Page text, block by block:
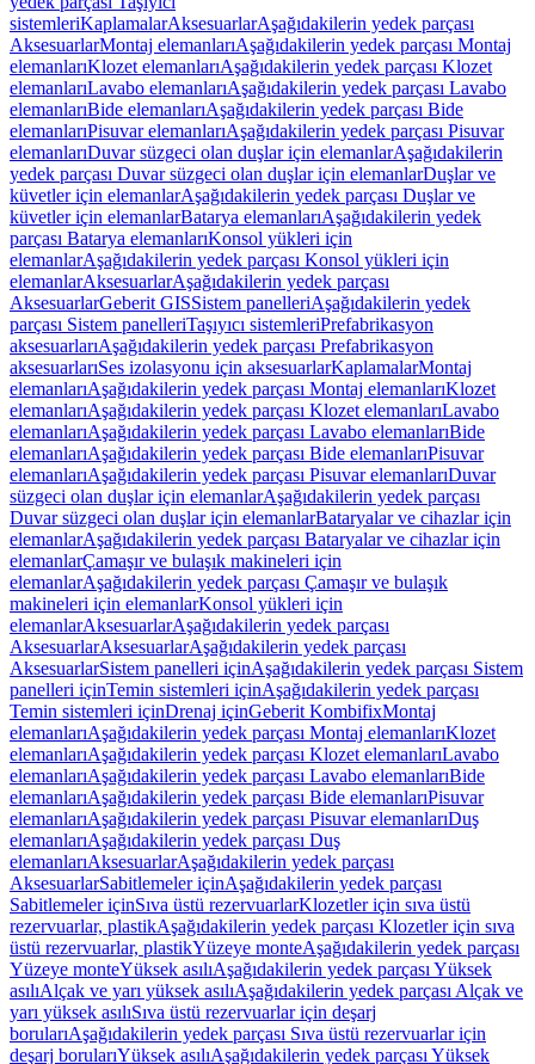
sistemleriKaplamalarAksesuarlarAşağıdakilerin yedek parçası
AksesuarlarMontaj elemanlarıAşağıdakilerin yedek parçası Montaj
elemanlarıKlozet elemanlarıAşağıdakilerin yedek parçası Klozet
elemanlarıLavabo elemanlarıAşağıdakilerin yedek parçası Lavabo
elemanlarıBide elemanlarıAşağıdakilerin yedek parçası Bide
elemanlarıPisuvar elemanlarıAşağıdakilerin yedek parçası Pisuvar
elemanlarıDuvar süzgeci olan duşlar için elemanlarAşağıdakilerin
yedek parçası Duvar süzgeci olan duşlar için elemanlarDuşlar ve
küvetler için elemanlarAşağıdakilerin yedek parçası Duşlar ve
küvetler için elemanlarBatarya elemanlarıAşağıdakilerin yedek
parçası Batarya elemanlarıKonsol yükleri için
elemanlarAşağıdakilerin yedek parçası Konsol yükleri için
elemanlarAksesuarlarAşağıdakilerin yedek parçası
AksesuarlarGeberit GISSistem panelleriAşağıdakilerin yedek
parçası Sistem panelleriTaşıyıcı sistemleriPrefabrikasyon
aksesuarlarıAşağıdakilerin yedek parçası Prefabrikasyon
aksesuarlarıSes izolasyonu için aksesuarlarKaplamalarMontaj
elemanlarıAşağıdakilerin yedek parçası Montaj elemanlarıKlozet
elemanlarıAşağıdakilerin yedek parçası Klozet elemanlarıLavabo
elemanlarıAşağıdakilerin yedek parçası Lavabo elemanlarıBide
elemanlarıAşağıdakilerin yedek parçası Bide elemanlarıPisuvar
elemanlarıAşağıdakilerin yedek parçası Pisuvar elemanlarıDuvar
süzgeci olan duşlar için elemanlarAşağıdakilerin yedek parçası
Duvar süzgeci olan duşlar için elemanlarBataryalar ve cihazlar için
elemanlarAşağıdakilerin yedek parçası Bataryalar ve cihazlar için
elemanlarÇamaşır ve bulaşık makineleri için
elemanlarAşağıdakilerin yedek parçası Çamaşır ve bulaşık
makineleri için elemanlarKonsol yükleri için
elemanlarAksesuarlarAşağıdakilerin yedek parçası
AksesuarlarAksesuarlarAşağıdakilerin yedek parçası
AksesuarlarSistem panelleri içinAşağıdakilerin yedek parçası Sistem
panelleri içinTemin sistemleri içinAşağıdakilerin yedek parçası
Temin sistemleri içinDrenaj içinGeberit KombifixMontaj
elemanlarıAşağıdakilerin yedek parçası Montaj elemanlarıKlozet
elemanlarıAşağıdakilerin yedek parçası Klozet elemanlarıLavabo
elemanlarıAşağıdakilerin yedek parçası Lavabo elemanlarıBide
elemanlarıAşağıdakilerin yedek parçası Bide elemanlarıPisuvar
elemanlarıAşağıdakilerin yedek parçası Pisuvar elemanlarıDuş
elemanlarıAşağıdakilerin yedek parçası Duş
elemanlarıAksesuarlarAşağıdakilerin yedek parçası
AksesuarlarSabitlemeler içinAşağıdakilerin yedek parçası
Sabitlemeler içinSıva üstü rezervuarlarKlozetler için sıva üstü
rezervuarlar, plastikAşağıdakilerin yedek parçası Klozetler için sıva
üstü rezervuarlar, plastikYüzeye monteAşağıdakilerin yedek parçası
Yüzeye monteYüksek asılıAşağıdakilerin yedek parçası Yüksek
asılıAlçak ve yarı yüksek asılıAşağıdakilerin yedek parçası Alçak ve
yarı yüksek asılıSıva üstü rezervuarlar için deşarj
borularıAşağıdakilerin yedek parçası Sıva üstü rezervuarlar için
deşarj borularıYüksek asılıAşağıdakilerin yedek parçası Yüksek